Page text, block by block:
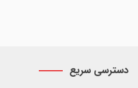
دسترسی سریع